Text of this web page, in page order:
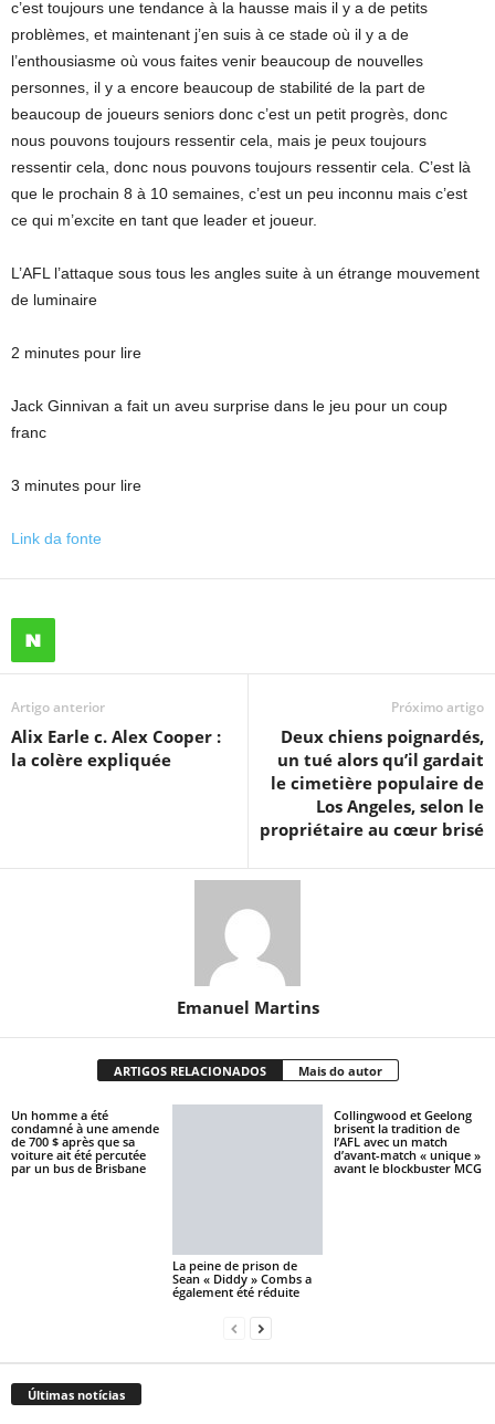
c’est toujours une tendance à la hausse mais il y a de petits
problèmes, et maintenant j’en suis à ce stade où il y a de
l’enthousiasme où vous faites venir beaucoup de nouvelles
personnes, il y a encore beaucoup de stabilité de la part de
beaucoup de joueurs seniors donc c’est un petit progrès, donc
nous pouvons toujours ressentir cela, mais je peux toujours
ressentir cela, donc nous pouvons toujours ressentir cela. C’est là
que le prochain 8 à 10 semaines, c’est un peu inconnu mais c’est
ce qui m’excite en tant que leader et joueur.
L’AFL l’attaque sous tous les angles suite à un étrange mouvement
de luminaire
2 minutes pour lire
Jack Ginnivan a fait un aveu surprise dans le jeu pour un coup
franc
3 minutes pour lire
Link da fonte
Artigo anterior
Alix Earle c. Alex Cooper :
la colère expliquée
Próximo artigo
Deux chiens poignardés,
un tué alors qu’il gardait
le cimetière populaire de
Los Angeles, selon le
propriétaire au cœur brisé
Emanuel Martins
ARTIGOS RELACIONADOS Mais do autor
Un homme a été
condamné à une amende
de 700 $ après que sa
voiture ait été percutée
par un bus de Brisbane
La peine de prison de
Sean « Diddy » Combs a
également été réduite
Collingwood et Geelong
brisent la tradition de
l’AFL avec un match
d’avant-match « unique »
avant le blockbuster MCG
Últimas notícias